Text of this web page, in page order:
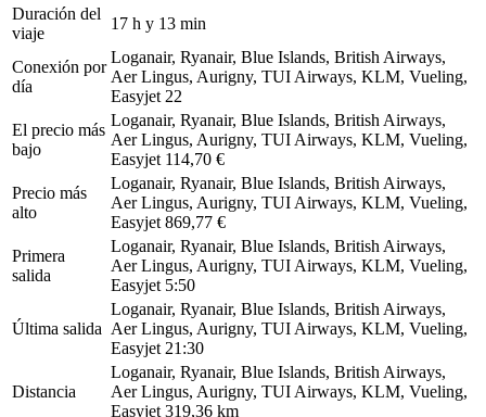
Duración del
viaje
17 h y 13 min
Conexión por
día
Loganair, Ryanair, Blue Islands, British Airways,
Aer Lingus, Aurigny, TUI Airways, KLM, Vueling,
Easyjet 22
El precio más
bajo
Loganair, Ryanair, Blue Islands, British Airways,
Aer Lingus, Aurigny, TUI Airways, KLM, Vueling,
Easyjet 114,70 €
Precio más
alto
Loganair, Ryanair, Blue Islands, British Airways,
Aer Lingus, Aurigny, TUI Airways, KLM, Vueling,
Easyjet 869,77 €
Primera
salida
Loganair, Ryanair, Blue Islands, British Airways,
Aer Lingus, Aurigny, TUI Airways, KLM, Vueling,
Easyjet 5:50
Última salida
Loganair, Ryanair, Blue Islands, British Airways,
Aer Lingus, Aurigny, TUI Airways, KLM, Vueling,
Easyjet 21:30
Distancia
Loganair, Ryanair, Blue Islands, British Airways,
Aer Lingus, Aurigny, TUI Airways, KLM, Vueling,
Easyjet 319,36 km